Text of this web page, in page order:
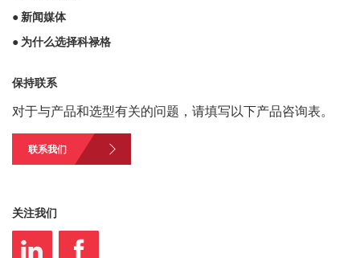
● 新闻媒体
● 为什么选择科禄格
保持联系
对于与产品和选型有关的问题，请填写以下产品咨询表。
联系我们
关注我们